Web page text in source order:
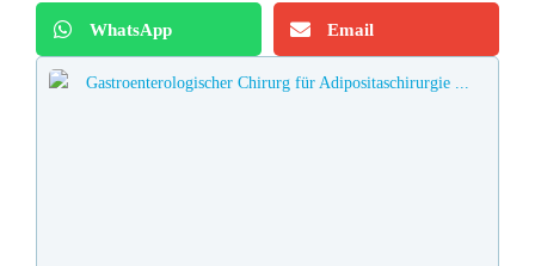
WhatsApp Email